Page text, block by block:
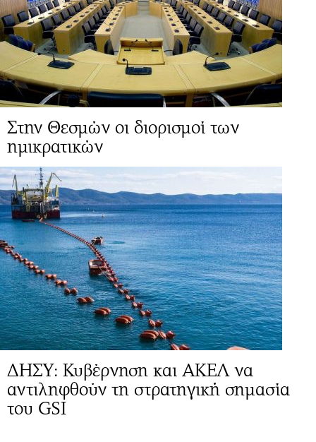
Στην Θεσμών οι διορισμοί των
ημικρατικών
ΔΗΣΥ: Κυβέρνηση και ΑΚΕΛ να
αντιληφθούν τη στρατηγική σημασία
του GSI